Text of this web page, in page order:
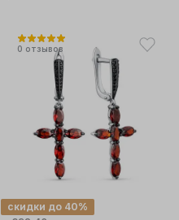
0 отзывов
скидки до 40%